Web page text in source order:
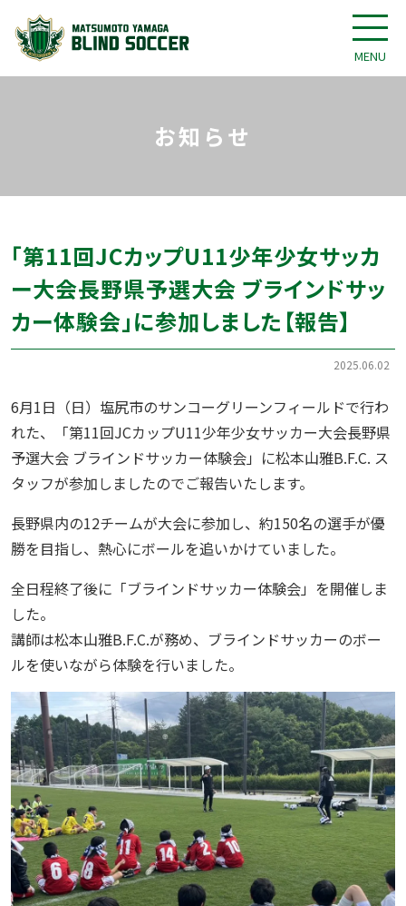
MENU
お知らせ
2025.06.02
「第11回JCカップU11少年少女サッカ
ー大会長野県予選大会 ブラインドサッ
カー体験会」に参加しました【報告】
6月1日（日）塩尻市のサンコーグリーンフィールドで行わ
れた、「第11回JCカップU11少年少女サッカー大会長野県
予選大会 ブラインドサッカー体験会」に松本山雅B.F.C. ス
タッフが参加しましたのでご報告いたします。
長野県内の12チームが大会に参加し、約150名の選手が優
勝を目指し、熱心にボールを追いかけていました。
全日程終了後に「ブラインドサッカー体験会」を開催しま
した。
講師は松本山雅B.F.C.が務め、ブラインドサッカーのボー
ルを使いながら体験を行いました。